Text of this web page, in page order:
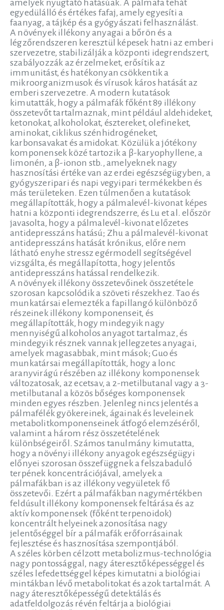
amelyek nyugtató hatásúak. A pálmafa tehát
egyedülálló és értékes fafaj, amely egyesíti a
faanyag, a tájkép és a gyógyászati felhasználást.
A növények illékony anyagai a bőrön és a
légzőrendszeren keresztül képesek hatni az emberi
szervezetre, stabilizálják a központi idegrendszert,
szabályozzák az érzelmeket, erősítik az
immunitást, és hatékonyan csökkentik a
mikroorganizmusok és vírusok káros hatását az
emberi szervezetre. A modern kutatások
kimutatták, hogy a pálmafák főként 89 illékony
összetevőt tartalmaznak, mint például aldehideket,
ketonokat, alkoholokat, észtereket, olefineket,
aminokat, ciklikus szénhidrogéneket,
karbonsavakat és amidokat. Közülük a jótékony
komponensek közé tartozik a β-karyophyllene, a
limonén, a β-ionon stb., amelyeknek nagy
hasznosítási értéke van az erdei egészségügyben, a
gyógyszeripari és napi vegyipari termékekben és
más területeken. Ezen túlmenően a kutatások
megállapították, hogy a pálmalevél-kivonat képes
hatni a központi idegrendszerre, és Lu et al. először
javasolta, hogy a pálmalevél-kivonat előzetes
antidepresszáns hatású; Zhu a pálmalevél-kivonat
antidepresszáns hatását krónikus, előre nem
látható enyhe stressz egérmodell segítségével
vizsgálta, és megállapította, hogy jelentős
antidepresszáns hatással rendelkezik.
A növények illékony összetevőinek összetétele
szorosan kapcsolódik a szöveti részekhez. Tao és
munkatársai elemezték a fapillangó különböző
részeinek illékony komponenseit, és
megállapították, hogy mindegyik nagy
mennyiségű alkoholos anyagot tartalmaz, és
mindegyik résznek vannak jellegzetes anyagai,
amelyek magasabbak, mint mások; Guo és
munkatársai megállapították, hogy a lonc
aranyvirágú részében az illékony komponensek
változatosak, az ecetsav, a 2-metilbutanal vagy a 3-
metilbutanal a közös bőséges komponensek
minden egyes részben. Jelenleg nincs jelentés a
pálmafélék gyökereinek, ágainak és leveleinek
metabolitkomponenseinek átfogó elemzéséről,
valamint a három rész összetételének
különbségeiről. Számos tanulmány kimutatta,
hogy a növényi illékony anyagok egészségügyi
előnyei szorosan összefüggnek a felszabaduló
terpének koncentrációjával, amelyek a
pálmafákban is az illékony vegyületek fő
összetevői. Ezért a pálmafákban nagymértékben
feldúsult illékony komponensek feltárása és az
aktív komponensek (főként terpenoidok)
koncentrált helyeinek azonosítása nagy
jelentőséggel bír a pálmafák erőforrásainak
fejlesztése és hasznosítása szempontjából.
A széles körben célzott metabolizmus-technológia
nagy pontossággal, nagy áteresztőképességgel és
széles lefedettséggel képes kimutatni a biológiai
mintákban lévő metabolitokat és azok tartalmát. A
nagy áteresztőképességű detektálás és
adatfeldolgozás révén feltárja a biológiai